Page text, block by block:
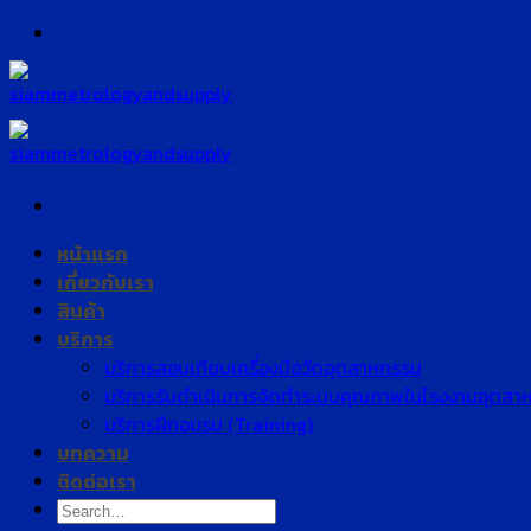
Skip
to
content
หน้าแรก
เกี่ยวกับเรา
สินค้า
บริการ
บริการสอบเทียบเครื่องมือวัดอุตสาหกรรม
บริการรับดำเนินการจัดทำระบบคุณภาพในโรงงานอุตสา
บริการฝึกอบรม (Training)
บทความ
ติดต่อเรา
Search